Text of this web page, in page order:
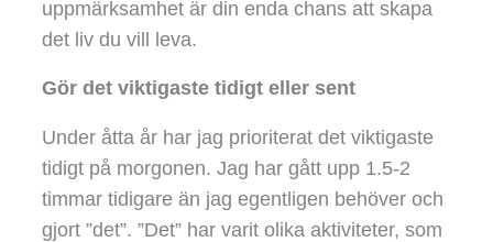
uppmärksamhet är din enda chans att skapa
det liv du vill leva.
Gör det viktigaste tidigt eller sent
Under åtta år har jag prioriterat det viktigaste
tidigt på morgonen. Jag har gått upp 1.5-2
timmar tidigare än jag egentligen behöver och
gjort ”det”. ”Det” har varit olika aktiviteter, som